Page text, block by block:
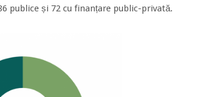
publice și 72 cu finanțare public-privată.